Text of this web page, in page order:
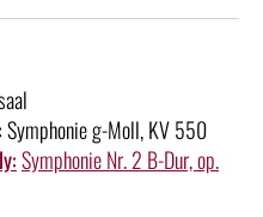
Symphonie g-Moll, KV 550
Symphonie Nr. 2 B-Dur, op.